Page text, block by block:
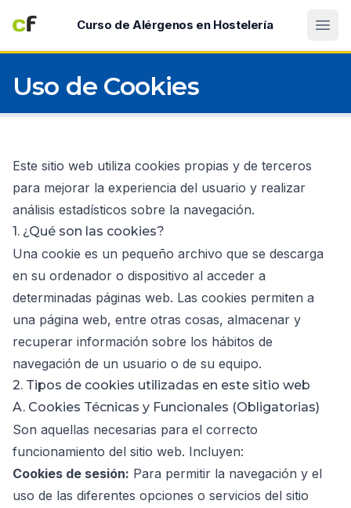
Curso de Alérgenos en Hostelería
Uso de Cookies
Este sitio web utiliza cookies propias y de terceros
para mejorar la experiencia del usuario y realizar
análisis estadísticos sobre la navegación.
1. ¿Qué son las cookies?
Una cookie es un pequeño archivo que se descarga
en su ordenador o dispositivo al acceder a
determinadas páginas web. Las cookies permiten a
una página web, entre otras cosas, almacenar y
recuperar información sobre los hábitos de
navegación de un usuario o de su equipo.
2. Tipos de cookies utilizadas en este sitio web
A. Cookies Técnicas y Funcionales (Obligatorias)
Son aquellas necesarias para el correcto
funcionamiento del sitio web. Incluyen:
Cookies de sesión: Para permitir la navegación y el
uso de las diferentes opciones o servicios del sitio